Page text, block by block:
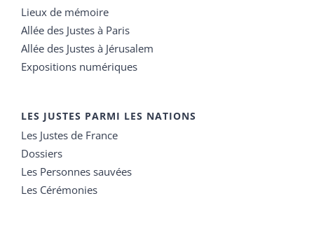
Lieux de mémoire
Allée des Justes à Paris
Allée des Justes à Jérusalem
Expositions numériques
LES JUSTES PARMI LES NATIONS
Les Justes de France
Dossiers
Les Personnes sauvées
Les Cérémonies